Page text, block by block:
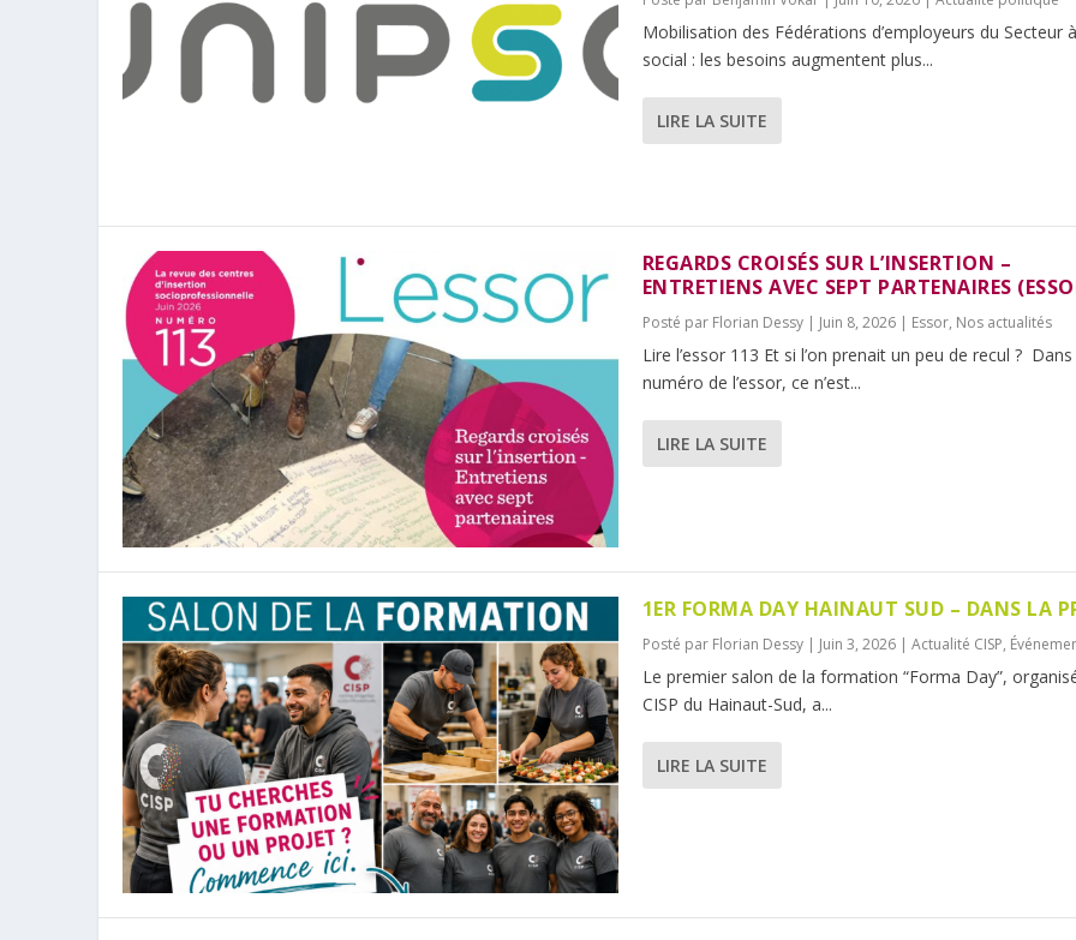
Mobilisation des Fédérations d’employeurs du Secteur
social : les besoins augmentent plus...
LIRE LA SUITE
REGARDS CROISÉS SUR L’INSERTION –
ENTRETIENS AVEC SEPT PARTENAIRES
Posté par Florian Dessy| Juin 8, 2026| Essor, Nos actualités
Lire l’essor 113 Et si l’on prenait un peu de recul ? Dans
numéro de l’essor, ce n’est...
LIRE LA SUITE
1ER FORMA DAY HAINAUT SUD – DANS LA
Posté par Florian Dessy| Juin 3, 2026| Actualité CISP,
Le premier salon de la formation “Forma Day”,
CISP du Hainaut-Sud, a...
LIRE LA SUITE